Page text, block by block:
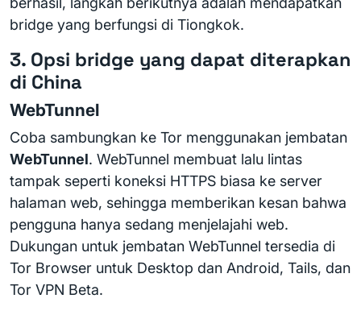
bridge yang berfungsi di Tiongkok.
3. Opsi bridge yang dapat diterapkan
di China
WebTunnel
Coba sambungkan ke Tor menggunakan jembatan
WebTunnel. WebTunnel membuat lalu lintas
tampak seperti koneksi HTTPS biasa ke server
halaman web, sehingga memberikan kesan bahwa
pengguna hanya sedang menjelajahi web.
Dukungan untuk jembatan WebTunnel tersedia di
Tor Browser untuk Desktop dan Android, Tails, dan
Tor VPN Beta.